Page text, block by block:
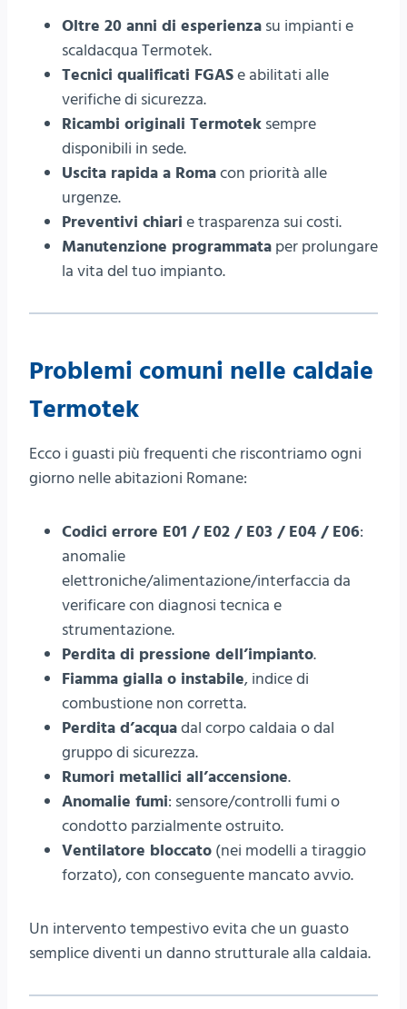
Oltre 20 anni di esperienza su impianti e
scaldacqua Termotek.
Tecnici qualificati FGASe abilitati alle
verifiche di sicurezza.
Ricambi originali Termotek sempre
disponibili in sede.
Uscita rapida a Romacon priorità alle
urgenze.
Preventivi chiari e trasparenza sui costi.
Manutenzione programmata per prolungare
la vita del tuo impianto.
Problemi comuni nelle caldaie
Termotek
Ecco i guasti più frequenti che riscontriamo ogni
giorno nelle abitazioni Romane:
Codici errore E01 / E02 / E03 / E04 / E06:
anomalie
elettroniche/alimentazione/interfaccia da
verificare con diagnosi tecnica e
strumentazione.
Perdita di pressione dell’impianto.
Fiamma gialla o instabile, indice di
combustione non corretta.
Perdita d’acquadal corpo caldaia o dal
gruppo di sicurezza.
Rumori metallici all’accensione.
Anomalie fumi: sensore/controlli fumi o
condotto parzialmente ostruito.
Ventilatore bloccato (nei modelli a tiraggio
forzato), con conseguente mancato avvio.
Un intervento tempestivo evita che un guasto
semplice diventi un danno strutturale alla caldaia.